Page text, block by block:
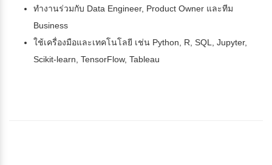
ทำงานร่วมกับ Data Engineer, Product Owner และทีม
Business
ใช้เครื่องมือและเทคโนโลยี เช่น Python, R, SQL, Jupyter,
Scikit-learn, TensorFlow, Tableau